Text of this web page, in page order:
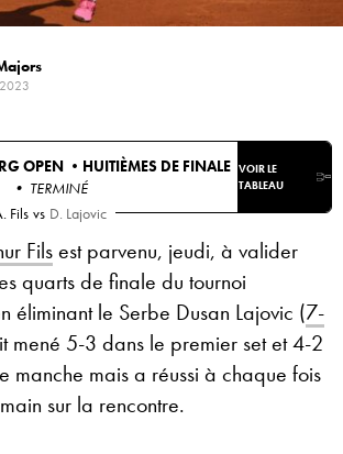
OPEN • HUITIÈMES DE FINALE
• TERMINÉ
VOIR LE
TABLEAU
Fils vs D. Lajovic
Filsest parvenu, jeudi, à valider
quarts de finale du tournoi
éliminant le Serbe Dusan Lajovic (7-
mené 5-3 dans le premier set et 4-2
manche mais a réussi à chaque fois
sur la rencontre.